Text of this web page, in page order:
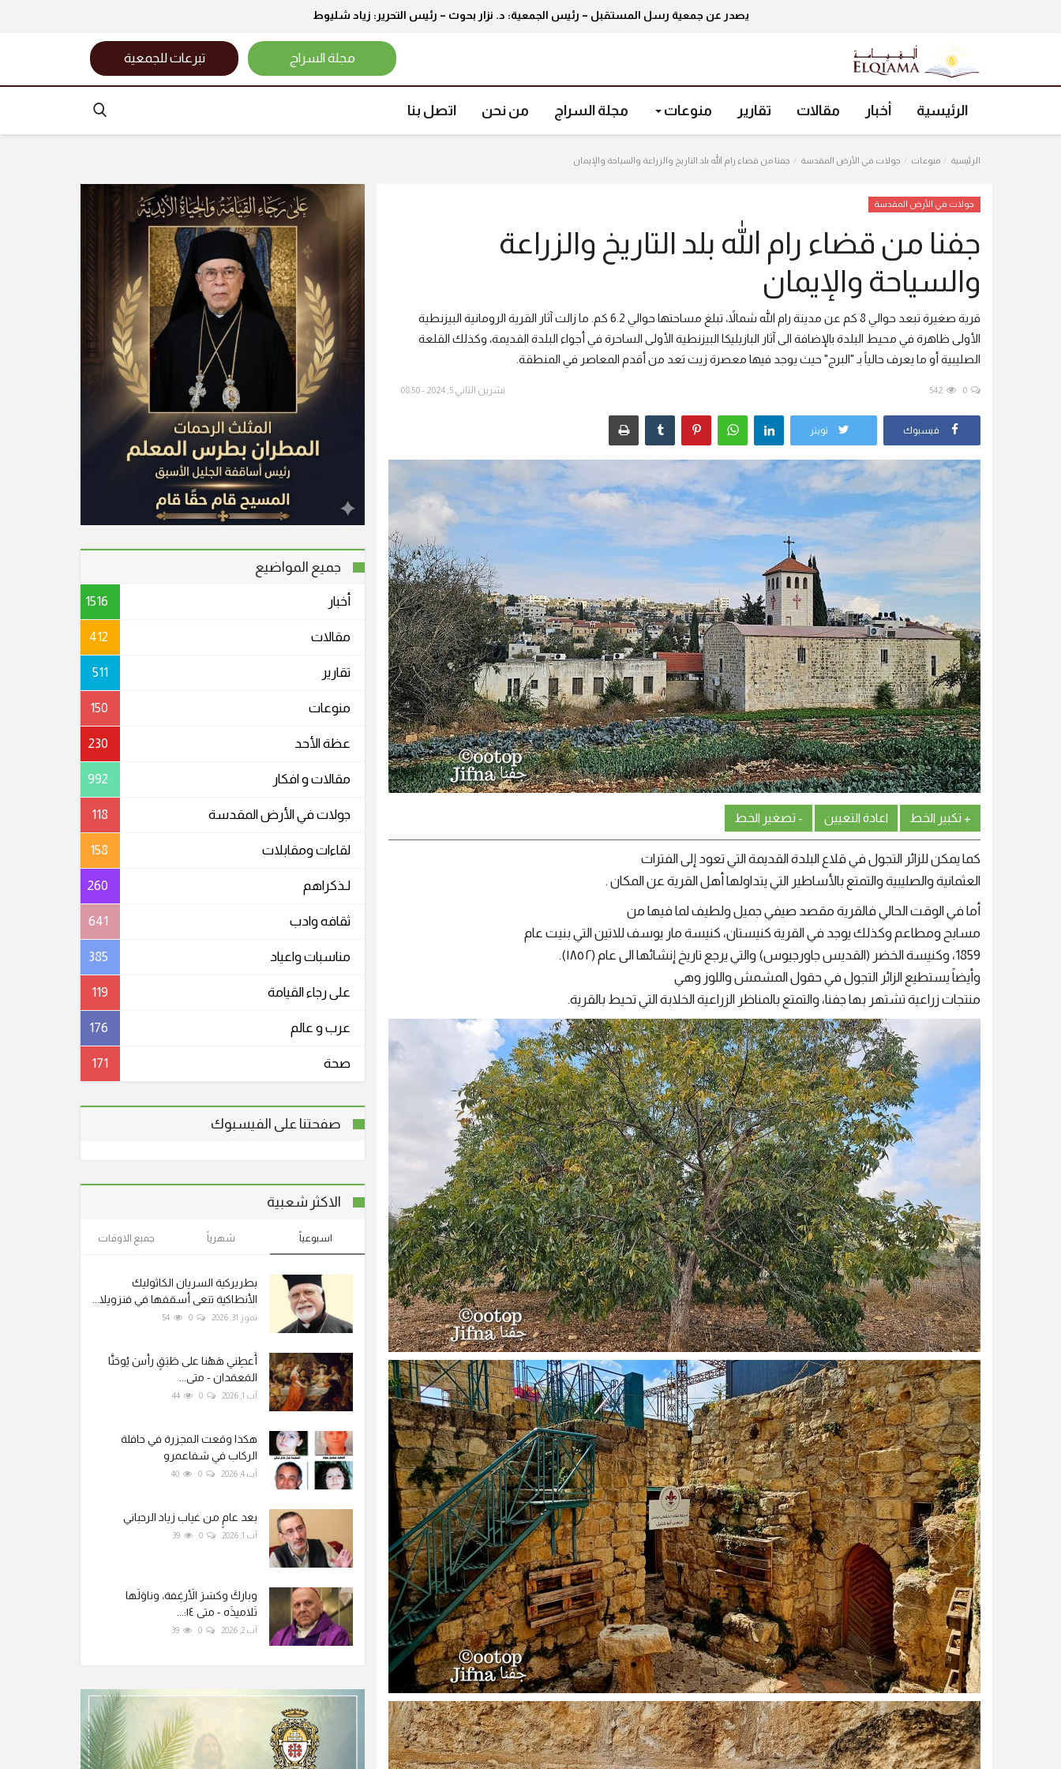
يصدر عن جمعية رسل المستقبل – رئيس الجمعية: د. نزار بحوث – رئيس التحرير: زياد شليوط
مجلة السراج تبرعات للجمعية
الرئيسية أخبار مقالات تقارير منوعات مجلة السراج من نحن اتصل بنا
الرئيسية منوعات جولات في الأرض المقدسة جفنا من قضاء رام الله بلد التاريخ والزراعة والسياحة والإيمان
جولات في الأرض المقدسة
جفنا من قضاء رام الله بلد التاريخ والزراعة
والسياحة والإيمان
قرية صغيرة تبعد حوالي 8 كم عن مدينة رام الله شمالاً، تبلغ مساحتها حوالي 6.2 كم. ما زالت آثار القرية الرومانية البيزنطية
الأولى ظاهرة في محيط البلدة بالإضافة الى آثار البازيليكا البيزنطية الأولى الساحرة في أجواء البلدة القديمة، وكذلك القلعة
الصليبية أو ما يعرف حالياً بـ "البرج" حيث يوجد فيها معصرة زيت تعد من أقدم المعاصر في المنطقة.
تشرين الثاني 5, 2024 - 08:50 0
542
فيسبوك تويتر
+ تكبير الخط اعادة التعيين - تصغير الخط
كما يمكن للزائر التجول في قلاع البلدة القديمة التي تعود إلى الفترات
العثمانية والصليبية والتمتع بالأساطير التي يتداولها أهل القرية عن المكان .
أما في الوقت الحالي فالقرية مقصد صيفي جميل ولطيف لما فيها من
مسابح ومطاعم وكذلك يوجد في القرية كنيستان، كنيسة مار يوسف للاتين التي بنيت عام
1859، وكنيسة الخضر (القديس جاورجيوس) والتي يرجع تاريخ إنشائها الى عام (١٨٥٢).
وأيضاً يستطيع الزائر التجول في حقول المشمش واللوز وهي
منتجات زراعية تشتهر بها جفنا، والتمتع بالمناظر الزراعية الخلابة التي تحيط بالقرية.
جميع المواضيع
أخبار 1516
مقالات 412
تقارير 511
منوعات 150
عظة الأحد 230
مقالات و افكار 992
جولات في الأرض المقدسة 118
لقاءات ومقابلات 158
لـذكراهم 260
ثقافه وادب 641
مناسبات واعیاد 385
على رجاء القيامة 119
عرب و عالم 176
صحة 171
صفحتنا على الفيسبوك
الاكثر شعبية
اسبوعياً شهرياً جميع الاوقات
بطريركية السريان الكاثوليك
الأنطاكية تنعى أسقفها في فنزويلا...
تموز 31, 2026 0
54
أَعطِني هَهُنا على طَبَقٍ رأسَ يُوحَنَّا
المَعمَدان - متى...
آب 1, 2026 0
44
هكذا وقعت المجزرة في حافلة
الركاب في شفاعمرو
آب 4, 2026 0
40
بعد عامٍ من غياب زياد الرحباني
آب 1, 2026 0
39
وباركَ وكسَرَ الأَرغِفة، وناوَلَها
تَلاميذَه - متى ١٤:...
آب 2, 2026 0
39